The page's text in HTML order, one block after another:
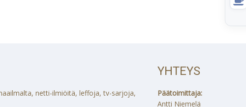
netti-ilmiöitä, leffoja, tv-sarjoja,
YHTEYS
Päätoimittaja:
Antti Niemelä